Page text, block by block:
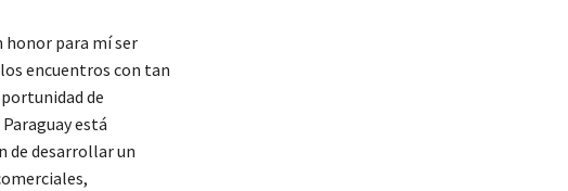
honor para mí ser
encuentros con tan
de
está
de desarrollar un